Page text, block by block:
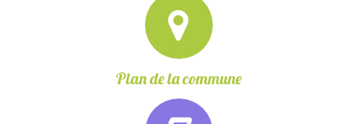
Plan de la commune